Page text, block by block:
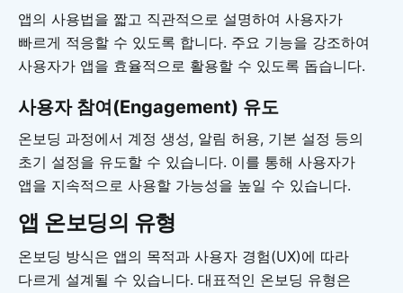
앱의 사용법을 짧고 직관적으로 설명하여 사용자가
빠르게 적응할 수 있도록 합니다. 주요 기능을 강조하여
사용자가 앱을 효율적으로 활용할 수 있도록 돕습니다.
사용자 참여(Engagement) 유도
온보딩 과정에서 계정 생성, 알림 허용, 기본 설정 등의
초기 설정을 유도할 수 있습니다. 이를 통해 사용자가
앱을 지속적으로 사용할 가능성을 높일 수 있습니다.
앱 온보딩의 유형
온보딩 방식은 앱의 목적과 사용자 경험(UX)에 따라
다르게 설계될 수 있습니다. 대표적인 온보딩 유형은